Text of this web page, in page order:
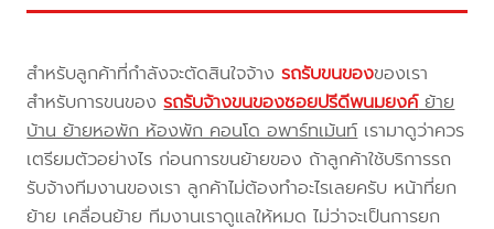
สำหรับลูกค้าที่กำลังจะตัดสินใจจ้างรถรับขนของของเรา
สำหรับการขนของรถรับจ้างขนของซอยปรีดีพนมยงค์ย้าย
บ้าน ย้ายหอพัก ห้องพัก คอนโด อพาร์ทเม้นท์เรามาดูว่าควร
เตรียมตัวอย่างไร ก่อนการขนย้ายของ ถ้าลูกค้าใช้บริการรถ
รับจ้างทีมงานของเรา ลูกค้าไม่ต้องทำอะไรเลยครับ หน้าที่ยก
ย้าย เคลื่อนย้าย ทีมงานเราดูแลให้หมด ไม่ว่าจะเป็นการยก